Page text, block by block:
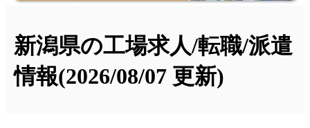
新潟県の工場求人/転職/派遣
情報(2026/08/07 更新)